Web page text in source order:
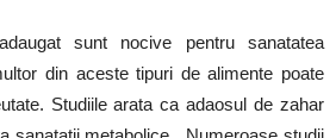
sunt nocive pentru sanatatea
din aceste tipuri de alimente poate
Studiile arata ca adaosul de zahar